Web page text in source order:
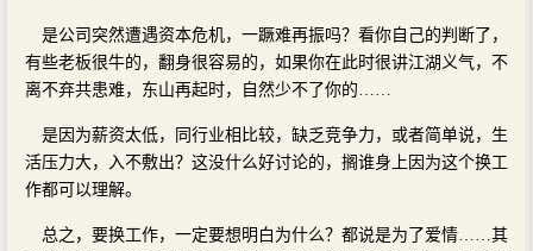
是公司突然遭遇资本危机，一蹶难再振吗？看你自己的判断了，
有些老板很牛的，翻身很容易的，如果你在此时很讲江湖义气，不
离不弃共患难，东山再起时，自然少不了你的……
是因为薪资太低，同行业相比较，缺乏竞争力，或者简单说，生
活压力大，入不敷出？这没什么好讨论的，搁谁身上因为这个换工
作都可以理解。
总之，要换工作，一定要想明白为什么？都说是为了爱情……其